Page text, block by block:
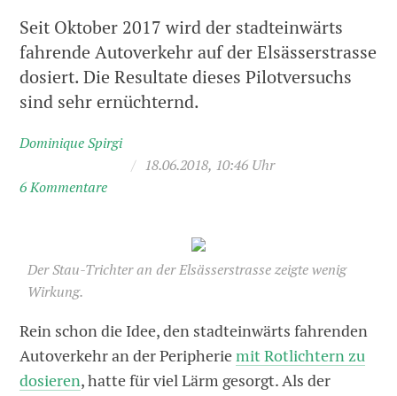
Seit Oktober 2017 wird der stadteinwärts
fahrende Autoverkehr auf der Elsässerstrasse
dosiert. Die Resultate dieses Pilotversuchs
sind sehr ernüchternd.
Dominique Spirgi
/ 18.06.2018, 10:46 Uhr
6 Kommentare
Der Stau-Trichter an der Elsässerstrasse zeigte wenig
Wirkung.
Rein schon die Idee, den stadteinwärts fahrenden
Autoverkehr an der Peripheriemit Rotlichtern zu
dosieren, hatte für viel Lärm gesorgt. Als der